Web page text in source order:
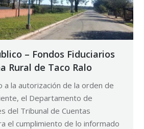
– Fondos Fiduciarios
Rural de Taco Ralo
a la autorización de la orden de
el Departamento de
del Tribunal de Cuentas
el cumplimiento de lo informado